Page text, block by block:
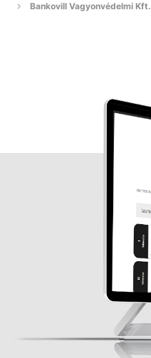
Bankovill Vagyonvédelmi Kft.